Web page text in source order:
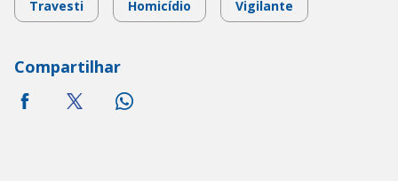
Travesti Homicídio Vigilante
Compartilhar